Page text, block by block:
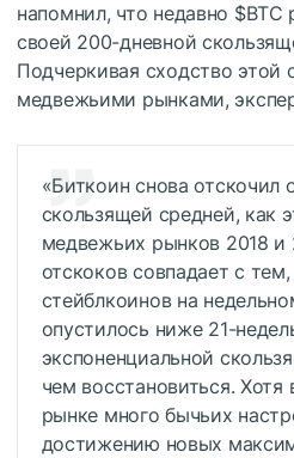
напомнил, что недавно $BTC
своей 200-дневной
Подчеркивая сходство
медвежьими рынками,
«Биткоин снова отскочил
скользящей средней, как
медвежьих рынков 2018 и
отскоков совпадает с
стейблкоинов на
опустилось ниже 21-
экспоненциальной
чем восстановиться.
рынке много бычьих
достижению новых